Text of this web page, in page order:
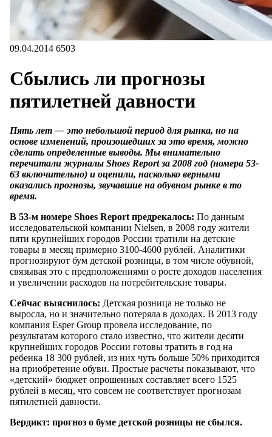
09.04.2014 6503
Сбылись ли прогнозы
пятилетней давности
Пять лет — это небольшой период для рынка, но на
основе изменений, произошедших за это время, можно
сделать определенные выводы. Мы внимательно
перечитали журналы Shoes Report за 2008 год (номера 53-
63 включительно) и оценили, насколько верными
оказались прогнозы, звучавшие на обувном рынке в то
время.
В 53-м номере Shoes Report предрекалось: По данным
исследовательской компании Nielsen, в 2008 году жители
пяти крупнейших городов России тратили на детские
товары в месяц примерно 3100-4600 рублей. Аналитики
прогнозируют бум детской розницы, в том числе обувной,
связывая это с предположениями о росте доходов населения
и увеличении расходов на потребительские товары.
Сейчас выяснилось: Детская розница не только не
выросла, но и значительно потеряла в доходах. В 2013 году
компания Esper Group провела исследование, по
результатам которого стало известно, что жители десяти
крупнейших городов России готовы тратить в год на
ребенка 18 300 рублей, из них чуть больше 50% приходится
на приобретение обуви. Простые расчеты показывают, что
«детский» бюджет опрошенных составляет всего 1525
рублей в месяц, что совсем не соответствует прогнозам
пятилетней давности.
Вердикт: прогноз о буме детской розницы не сбылся.